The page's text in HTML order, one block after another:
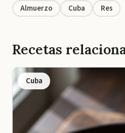
Almuerzo Cuba Res
Recetas
Cuba